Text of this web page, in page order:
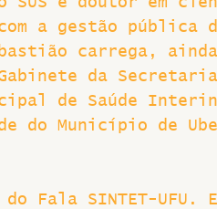
a gestão pública
carrega,
da
de Saúde
do Município de
Fala SINTET-UFU.